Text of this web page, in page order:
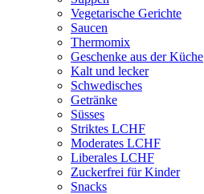
Vegetarische Gerichte
Saucen
Thermomix
Geschenke aus der Küche
Kalt und lecker
Schwedisches
Getränke
Süsses
Striktes LCHF
Moderates LCHF
Liberales LCHF
Zuckerfrei für Kinder
Snacks